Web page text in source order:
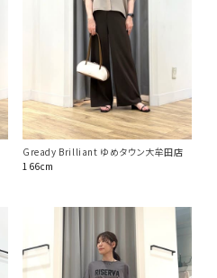
Gready Brilliant ゆめタウン大牟田店
166cm